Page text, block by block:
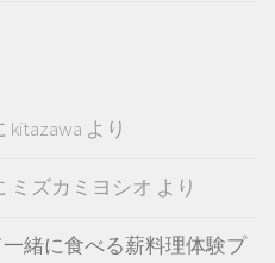
kitazawa より
ミズカミヨシオ より
緒に食べる薪料理体験プ